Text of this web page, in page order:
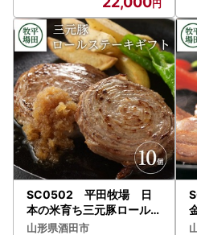
SC0502 平田牧場 日
本の米育ち三元豚ロールス
テーキ 10個ギフト
山形県酒田市